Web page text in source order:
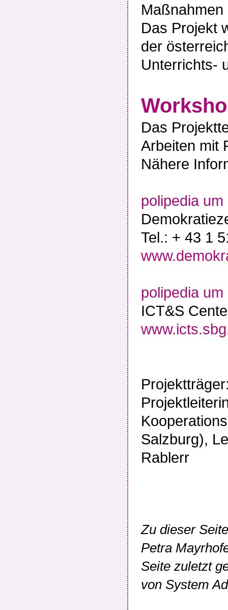
Das Projekt
der
Unterrichts-
Das
Arbeiten mit
Nähere
polipedia
Tel.: + 43 1
polipedia
ICT&S
Salzburg),
Rablerr
Zu dieser
Petra
Seite zuletzt
von System